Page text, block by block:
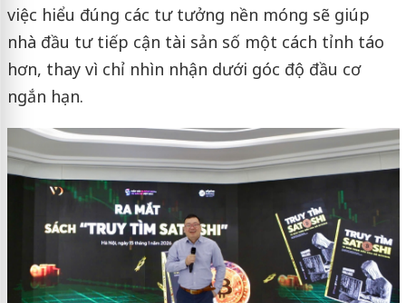
việc hiểu đúng các tư tưởng nền móng sẽ giúp
nhà đầu tư tiếp cận tài sản số một cách tỉnh táo
hơn, thay vì chỉ nhìn nhận dưới góc độ đầu cơ
ngắn hạn.